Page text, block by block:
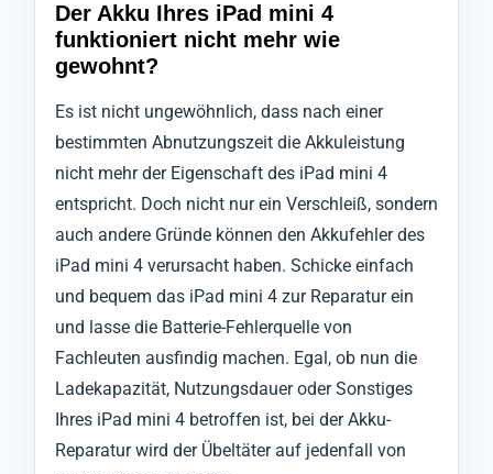
Der Akku Ihres iPad mini 4
funktioniert nicht mehr wie
gewohnt?
Es ist nicht ungewöhnlich, dass nach einer
bestimmten Abnutzungszeit die Akkuleistung
nicht mehr der Eigenschaft des iPad mini 4
entspricht. Doch nicht nur ein Verschleiß, sondern
auch andere Gründe können den Akkufehler des
iPad mini 4 verursacht haben. Schicke einfach
und bequem das iPad mini 4 zur Reparatur ein
und lasse die Batterie-Fehlerquelle von
Fachleuten ausfindig machen. Egal, ob nun die
Ladekapazität, Nutzungsdauer oder Sonstiges
Ihres iPad mini 4 betroffen ist, bei der Akku-
Reparatur wird der Übeltäter auf jedenfall von